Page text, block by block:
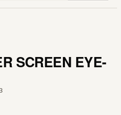
SCREEN EYE-